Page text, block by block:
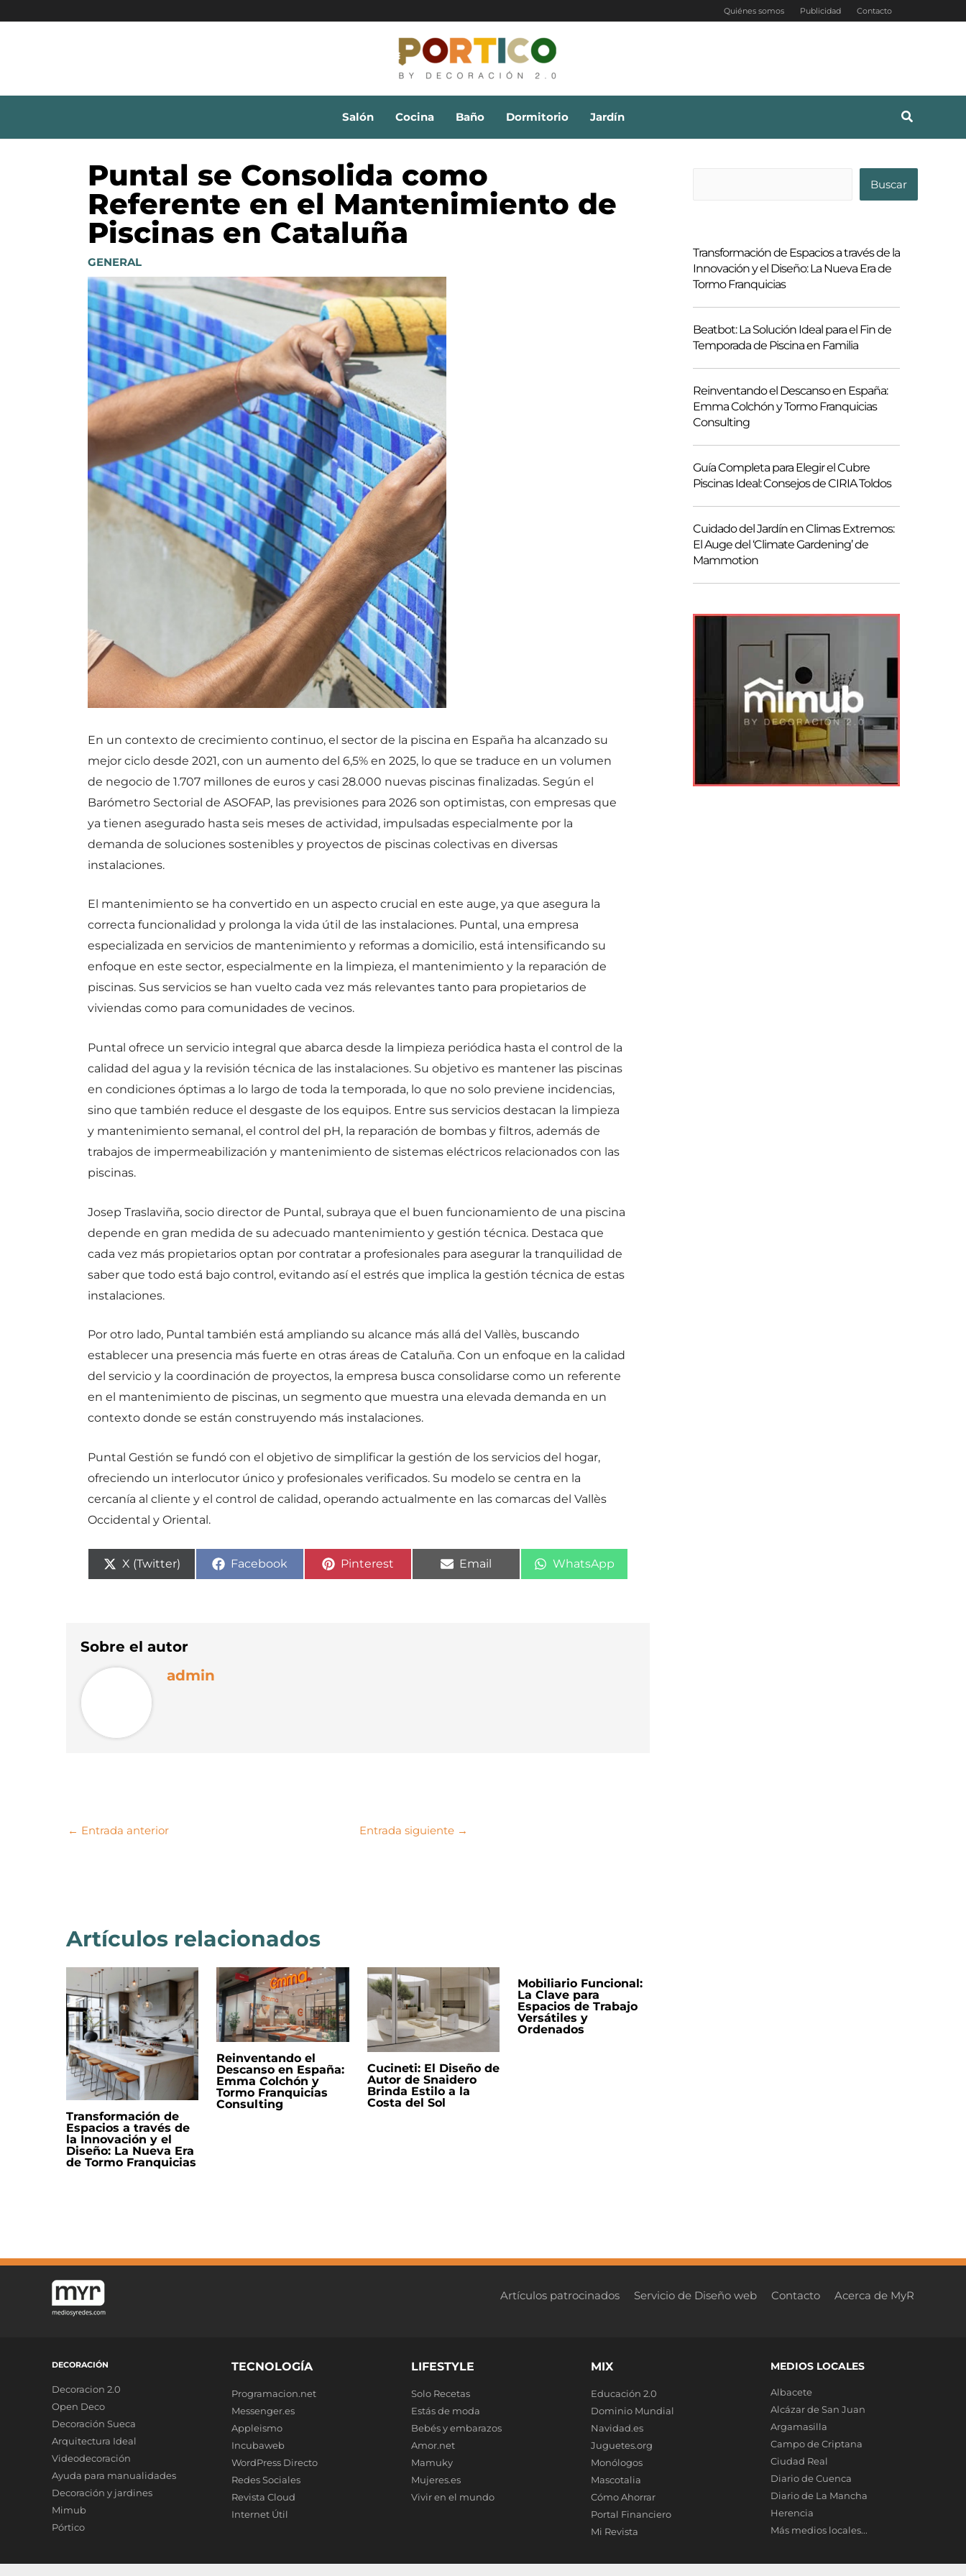
Quiénes somos Publicidad Contacto
Salón Cocina Baño Dormitorio Jardín
Puntal se Consolida como
Referente en el Mantenimiento de
Piscinas en Cataluña
GENERAL
En un contexto de crecimiento continuo, el sector de la piscina en España ha alcanzado su
mejor ciclo desde 2021, con un aumento del 6,5% en 2025, lo que se traduce en un volumen
de negocio de 1.707 millones de euros y casi 28.000 nuevas piscinas finalizadas. Según el
Barómetro Sectorial de ASOFAP, las previsiones para 2026 son optimistas, con empresas que
ya tienen asegurado hasta seis meses de actividad, impulsadas especialmente por la
demanda de soluciones sostenibles y proyectos de piscinas colectivas en diversas
instalaciones.
El mantenimiento se ha convertido en un aspecto crucial en este auge, ya que asegura la
correcta funcionalidad y prolonga la vida útil de las instalaciones. Puntal, una empresa
especializada en servicios de mantenimiento y reformas a domicilio, está intensificando su
enfoque en este sector, especialmente en la limpieza, el mantenimiento y la reparación de
piscinas. Sus servicios se han vuelto cada vez más relevantes tanto para propietarios de
viviendas como para comunidades de vecinos.
Puntal ofrece un servicio integral que abarca desde la limpieza periódica hasta el control de la
calidad del agua y la revisión técnica de las instalaciones. Su objetivo es mantener las piscinas
en condiciones óptimas a lo largo de toda la temporada, lo que no solo previene incidencias,
sino que también reduce el desgaste de los equipos. Entre sus servicios destacan la limpieza
y mantenimiento semanal, el control del pH, la reparación de bombas y filtros, además de
trabajos de impermeabilización y mantenimiento de sistemas eléctricos relacionados con las
piscinas.
Josep Traslaviña, socio director de Puntal, subraya que el buen funcionamiento de una piscina
depende en gran medida de su adecuado mantenimiento y gestión técnica. Destaca que
cada vez más propietarios optan por contratar a profesionales para asegurar la tranquilidad de
saber que todo está bajo control, evitando así el estrés que implica la gestión técnica de estas
instalaciones.
Por otro lado, Puntal también está ampliando su alcance más allá del Vallès, buscando
establecer una presencia más fuerte en otras áreas de Cataluña. Con un enfoque en la calidad
del servicio y la coordinación de proyectos, la empresa busca consolidarse como un referente
en el mantenimiento de piscinas, un segmento que muestra una elevada demanda en un
contexto donde se están construyendo más instalaciones.
Puntal Gestión se fundó con el objetivo de simplificar la gestión de los servicios del hogar,
ofreciendo un interlocutor único y profesionales verificados. Su modelo se centra en la
cercanía al cliente y el control de calidad, operando actualmente en las comarcas del Vallès
Occidental y Oriental.
Compartir
X (Twitter)
Compartir
Facebook
Compartir
Pinterest
Compartir
Email
Compartir
WhatsApp
Sobre el autor
admin
← Entrada anterior Entrada siguiente →
Artículos relacionados
Transformación de
Espacios a través de
la Innovación y el
Diseño: La Nueva Era
de Tormo Franquicias
Reinventando el
Descanso en España:
Emma Colchón y
Tormo Franquicias
Consulting
Cucineti: El Diseño de
Autor de Snaidero
Brinda Estilo a la
Costa del Sol
Mobiliario Funcional:
La Clave para
Espacios de Trabajo
Versátiles y
Ordenados
a
r
Buscar
Transformación de Espacios a través de la
Innovación y el Diseño: La Nueva Era de
Tormo Franquicias
Beatbot: La Solución Ideal para el Fin de
Temporada de Piscina en Familia
Reinventando el Descanso en España:
Emma Colchón y Tormo Franquicias
Consulting
Guía Completa para Elegir el Cubre
Piscinas Ideal: Consejos de CIRIA Toldos
Cuidado del Jardín en Climas Extremos:
El Auge del ‘Climate Gardening’ de
Mammotion
Artículos patrocinados Servicio de Diseño web Contacto Acerca de MyR
DECORACIÓN
Decoracion 2.0
Open Deco
Decoración Sueca
Arquitectura Ideal
Videodecoración
Ayuda para manualidades
Decoración y jardines
Mimub
Pórtico
TECNOLOGÍA
Programacion.net
Messenger.es
Appleismo
Incubaweb
WordPress Directo
Redes Sociales
Revista Cloud
Internet Útil
LIFESTYLE
Solo Recetas
Estás de moda
Bebés y embarazos
Amor.net
Mamuky
Mujeres.es
Vivir en el mundo
MIX
Educación 2.0
Dominio Mundial
Navidad.es
Juguetes.org
Monólogos
Mascotalia
Cómo Ahorrar
Portal Financiero
Mi Revista
MEDIOS LOCALES
Albacete
Alcázar de San Juan
Argamasilla
Campo de Criptana
Ciudad Real
Diario de Cuenca
Diario de La Mancha
Herencia
Más medios locales...